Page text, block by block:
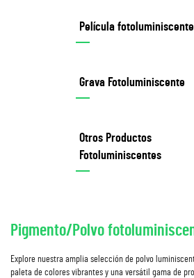
Película fotoluminiscente
Grava Fotoluminiscente
Otros Productos
Fotoluminiscentes
Pigmento/Polvo
Explore nuestra amplia selección de polvo
paleta de colores vibrantes y una versátil gama de